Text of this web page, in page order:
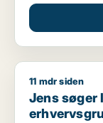
Jens søger
11 mdr siden
Jens søger